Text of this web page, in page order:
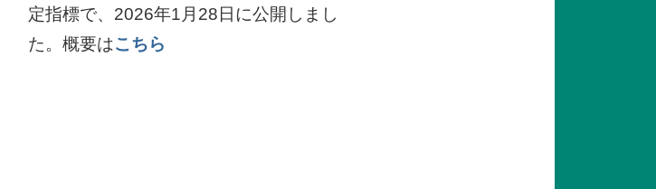
定指標で、2026年1月28日に公開しまし
た。概要はこちら